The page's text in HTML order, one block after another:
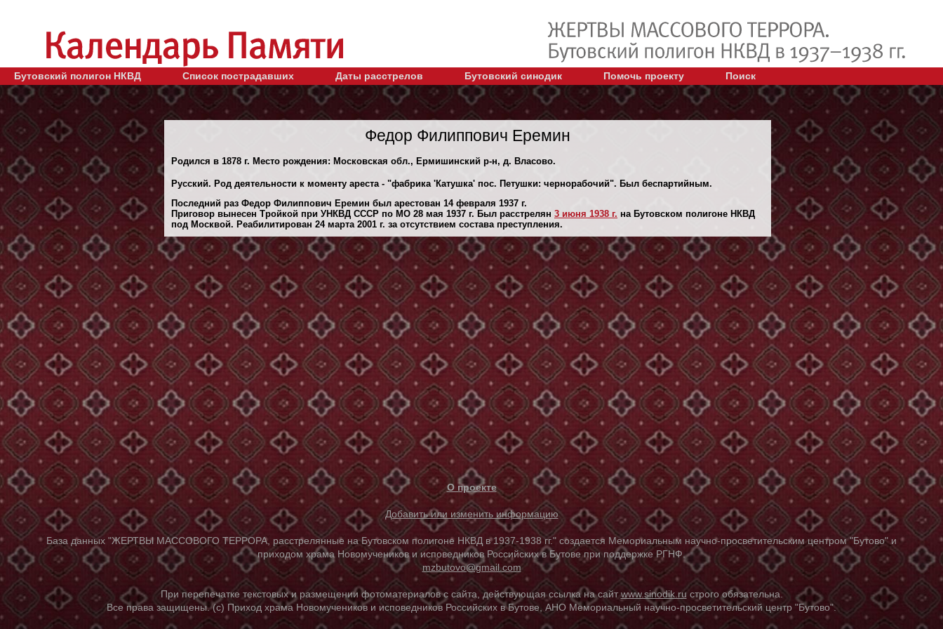
Бутовский полигон НКВД Список пострадавших Даты расстрелов Бутовский синодик Помочь проекту Поиск
Федор Филиппович Еремин
Родился в 1878 г. Место рождения: Московская обл., Ермишинский р-н, д. Власово.
Русский. Род деятельности к моменту ареста - "фабрика 'Катушка' пос. Петушки: чернорабочий". Был беспартийным.
Последний раз Федор Филиппович Еремин был арестован 14 февраля 1937 г.
Приговор вынесен Тройкой при УНКВД СССР по МО 28 мая 1937 г. Был расстрелян 3 июня 1938 г. на Бутовском полигоне НКВД
под Москвой. Реабилитирован 24 марта 2001 г. за отсутствием состава преступления.
О проекте
Добавить или изменить информацию
База данных "ЖЕРТВЫ МАССОВОГО ТЕРРОРА, расстрелянные на Бутовском полигоне НКВД в 1937-1938 гг." создается Мемориальным научно-просветительским центром "Бутово" и
приходом храма Новомучеников и исповедников Российских в Бутове при поддержке РГНФ.
mzbutovo@gmail.com
При перепечатке текстовых и размещении фотоматериалов с сайта, действующая ссылка на сайтwww.sinodik.ru строго обязательна.
Все права защищены. (с) Приход храма Новомучеников и исповедников Российских в Бутове, АНО Мемориальный научно-просветительский центр "Бутово".